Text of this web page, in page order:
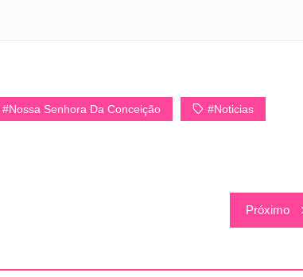
#Nossa Senhora Da Conceição #Noticias
Próximo